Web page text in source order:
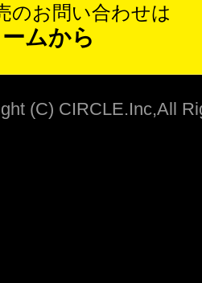
のお問い合わせは
ムから
(C) CIRCLE.Inc,All